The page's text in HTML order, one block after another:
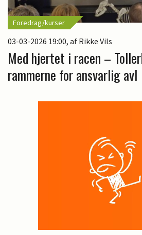
Foredrag/kurser
03-03-2026 19:00, af Rikke Vils
Med hjertet i racen –
rammerne for ansvarlig avl